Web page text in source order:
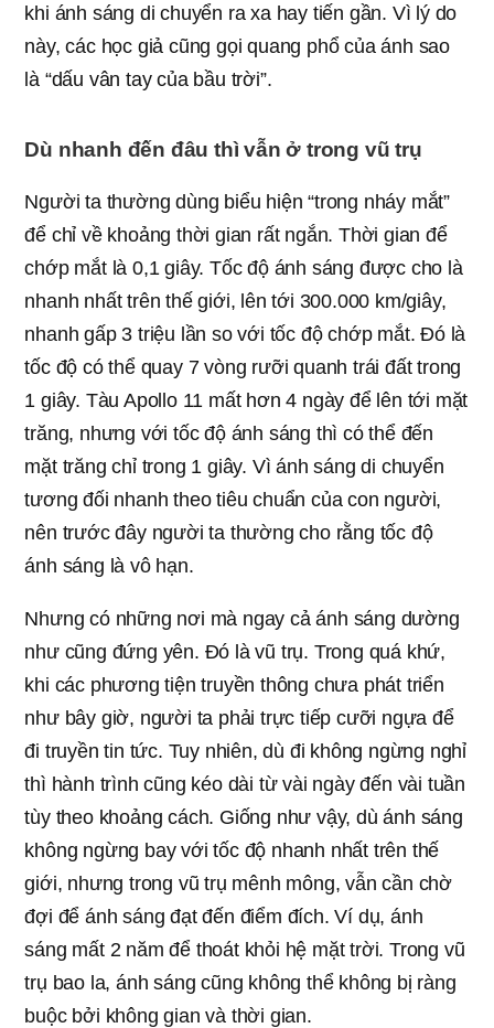
khi ánh sáng di chuyển ra xa hay tiến gần. Vì lý do
này, các học giả cũng gọi quang phổ của ánh sao
là “dấu vân tay của bầu trời”.
Dù nhanh đến đâu thì vẫn ở trong vũ trụ
Người ta thường dùng biểu hiện “trong nháy mắt”
để chỉ về khoảng thời gian rất ngắn. Thời gian để
chớp mắt là 0,1 giây. Tốc độ ánh sáng được cho là
nhanh nhất trên thế giới, lên tới 300.000 km/giây,
nhanh gấp 3 triệu lần so với tốc độ chớp mắt. Đó là
tốc độ có thể quay 7 vòng rưỡi quanh trái đất trong
1 giây. Tàu Apollo 11 mất hơn 4 ngày để lên tới mặt
trăng, nhưng với tốc độ ánh sáng thì có thể đến
mặt trăng chỉ trong 1 giây. Vì ánh sáng di chuyển
tương đối nhanh theo tiêu chuẩn của con người,
nên trước đây người ta thường cho rằng tốc độ
ánh sáng là vô hạn.
Nhưng có những nơi mà ngay cả ánh sáng dường
như cũng đứng yên. Đó là vũ trụ. Trong quá khứ,
khi các phương tiện truyền thông chưa phát triển
như bây giờ, người ta phải trực tiếp cưỡi ngựa để
đi truyền tin tức. Tuy nhiên, dù đi không ngừng nghỉ
thì hành trình cũng kéo dài từ vài ngày đến vài tuần
tùy theo khoảng cách. Giống như vậy, dù ánh sáng
không ngừng bay với tốc độ nhanh nhất trên thế
giới, nhưng trong vũ trụ mênh mông, vẫn cần chờ
đợi để ánh sáng đạt đến điểm đích. Ví dụ, ánh
sáng mất 2 năm để thoát khỏi hệ mặt trời. Trong vũ
trụ bao la, ánh sáng cũng không thể không bị ràng
buộc bởi không gian và thời gian.